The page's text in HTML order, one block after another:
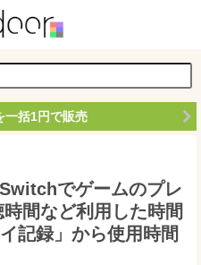
一括1円で販売
でゲームのプレ
間など利用した時間
記録」から使用時間